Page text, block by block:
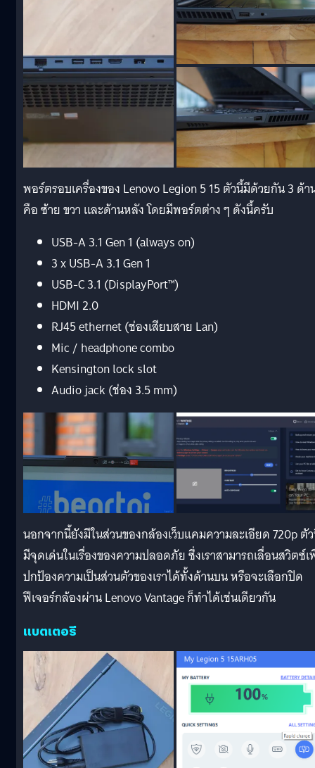
พอร์ตรอบเครื่องของ Lenovo Legion 5 15 ตัวนี้มีด้วยกัน 3 ด้า
คือ ซ้าย ขวา และด้านหลัง โดยมีพอร์ตต่าง ๆ ดังนี้ครับ
USB-A 3.1 Gen 1 (always on)
3 x USB-A 3.1 Gen 1
USB-C 3.1 (DisplayPort™)
HDMI 2.0
RJ45 ethernet (ช่องเสียบสาย Lan)
Mic / headphone combo
Kensington lock slot
Audio jack (ช่อง 3.5 mm)
นอกจากนี้ยังมีในส่วนของกล้องเว็บแคมความละเอียด 720p ตั
มีจุดเด่นในเรื่องของความปลอดภัย ซึ่งเราสามารถเลื่อนสวิตซ์
ปกป้องความเป็นส่วนตัวของเราได้ทั้งด้านบน หรือจะเลือกปิด
ฟีเจอร์กล้องผ่าน Lenovo Vantage ก็ทำได้เช่นเดียวกัน
แบตเตอรี